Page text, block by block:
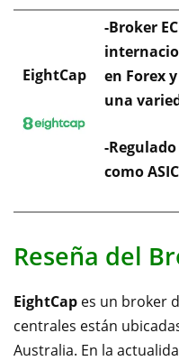
EightCap
-Broker
en Forex
una
-
como
Reseña del
EightCap es un broker
centrales están
Australia. En la